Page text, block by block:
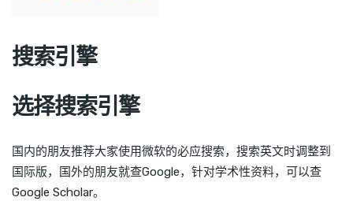
搜索引擎
选择搜索引擎
国内的朋友推荐大家使用微软的必应搜索，搜索英文时调整到
国际版，国外的朋友就查Google，针对学术性资料，可以查
Google Scholar。